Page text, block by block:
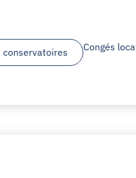
conservatoires Congés